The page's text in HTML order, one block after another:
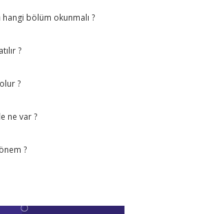
bölüm okunmalı ?
?
?
ne var ?
?